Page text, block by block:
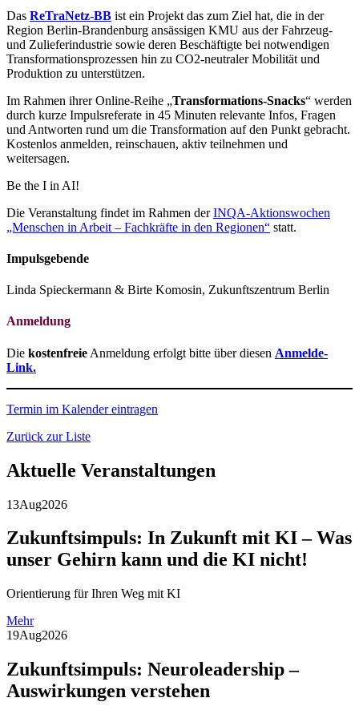
Das ReTraNetz-BB ist ein Projekt das zum Ziel hat, die in der
Region Berlin-Brandenburg ansässigen KMU aus der Fahrzeug-
und Zulieferindustrie sowie deren Beschäftigte bei notwendigen
Transformationsprozessen hin zu CO2-neutraler Mobilität und
Produktion zu unterstützen.
Im Rahmen ihrer Online-Reihe „Transformations-Snacks“ werden
durch kurze Impulsreferate in 45 Minuten relevante Infos, Fragen
und Antworten rund um die Transformation auf den Punkt gebracht.
Kostenlos anmelden, reinschauen, aktiv teilnehmen und
weitersagen.
Be the I in AI!
Die Veranstaltung findet im Rahmen derINQA-Ak­ti­ons­wo­chen
„Men­schen in Ar­beit – Fach­kräf­te in den Re­gio­nen“ statt.
Impulsgebende
Linda Spieckermann & Birte Komosin, Zukunftszentrum Berlin
Anmeldung
Die kostenfreie Anmeldung erfolgt bitte über diesen Anmelde-
Link.
Termin im Kalender eintragen
Zurück zur Liste
Aktuelle Veranstaltungen
13Aug2026
Zukunftsimpuls: In Zukunft mit KI – Was
unser Gehirn kann und die KI nicht!
Orientierung für Ihren Weg mit KI
Mehr
19Aug2026
Zukunftsimpuls: Neuroleadership –
Auswirkungen verstehen